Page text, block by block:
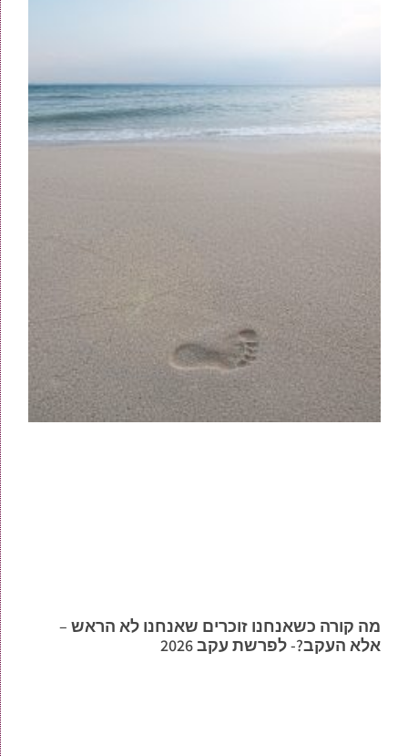
מה קורה כשאנחנו זוכרים שאנחנו לא הראש –
אלא העקב?- לפרשת עקב 2026